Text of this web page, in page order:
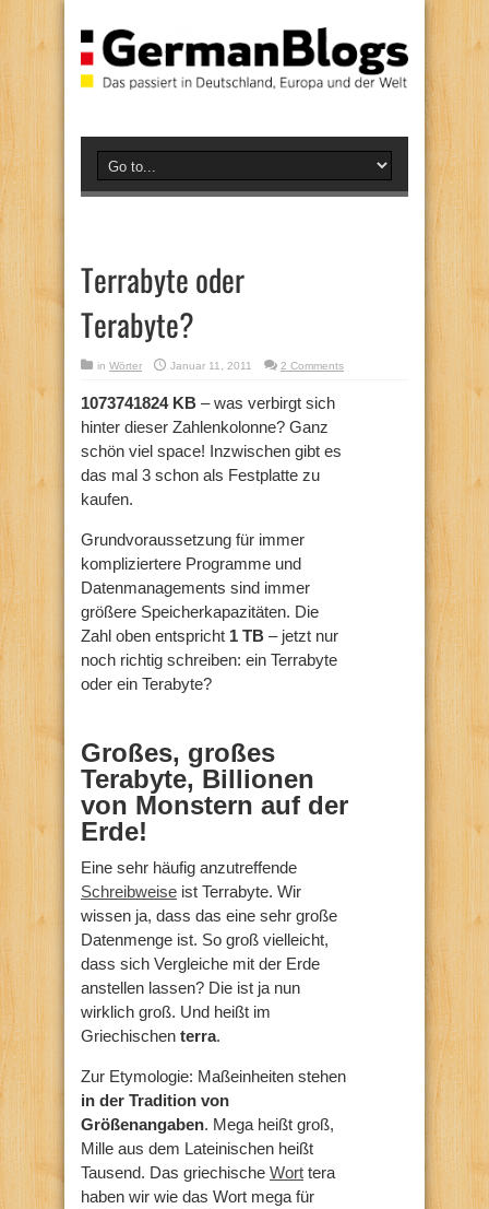
Terrabyte oder
Terabyte?
in Wörter Januar 11, 2011 2 Comments
1073741824 KB – was verbirgt sich
hinter dieser Zahlenkolonne? Ganz
schön viel space! Inzwischen gibt es
das mal 3 schon als Festplatte zu
kaufen.
Grundvoraussetzung für immer
kompliziertere Programme und
Datenmanagements sind immer
größere Speicherkapazitäten. Die
Zahl oben entspricht 1 TB – jetzt nur
noch richtig schreiben: ein Terrabyte
oder ein Terabyte?
Großes, großes
Terabyte, Billionen
von Monstern auf der
Erde!
Eine sehr häufig anzutreffende
Schreibweise ist Terrabyte. Wir
wissen ja, dass das eine sehr große
Datenmenge ist. So groß vielleicht,
dass sich Vergleiche mit der Erde
anstellen lassen? Die ist ja nun
wirklich groß. Und heißt im
Griechischen terra.
Zur Etymologie: Maßeinheiten stehen
in der Tradition von
Größenangaben. Mega heißt groß,
Mille aus dem Lateinischen heißt
Tausend. Das griechische Wort tera
haben wir wie das Wort mega für